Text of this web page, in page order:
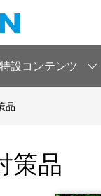
特設コンテンツ
品
策品